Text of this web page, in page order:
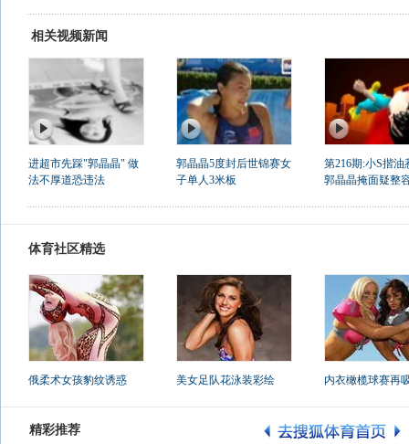
相关视频新闻
进超市先踩"郭晶晶" 做
法不厚道恐违法
郭晶晶5度封后世锦赛女
子单人3米板
第216期:小S揩油
郭晶晶掩面疑整
体育社区精选
俄柔术女孩豹纹诱惑 美女足队花泳装彩绘 内衣橄榄球赛再
精彩推荐